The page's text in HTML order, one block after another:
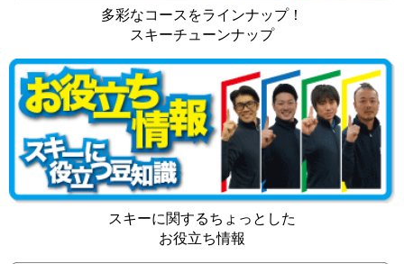
多彩なコースをラインナップ！
スキーチューンナップ
スキーに関するちょっとした
お役立ち情報